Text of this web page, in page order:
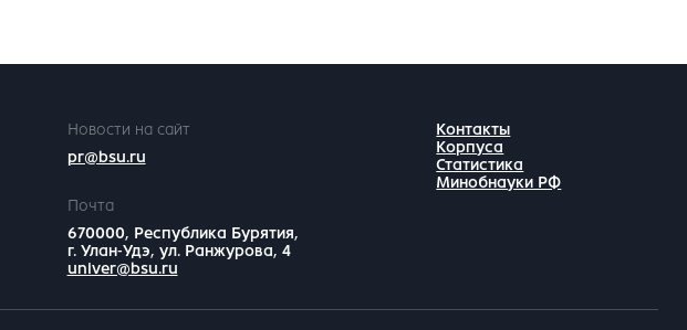
Новости на сайт
pr@bsu.ru
Почта
670000, Республика Бурятия,
г. Улан-Удэ, ул. Ранжурова, 4
univer@bsu.ru
Контакты
Корпуса
Статистика
Минобнауки РФ